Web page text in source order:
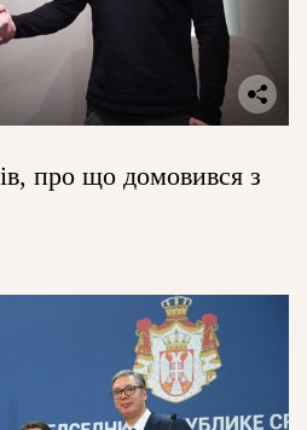
про що домовився з